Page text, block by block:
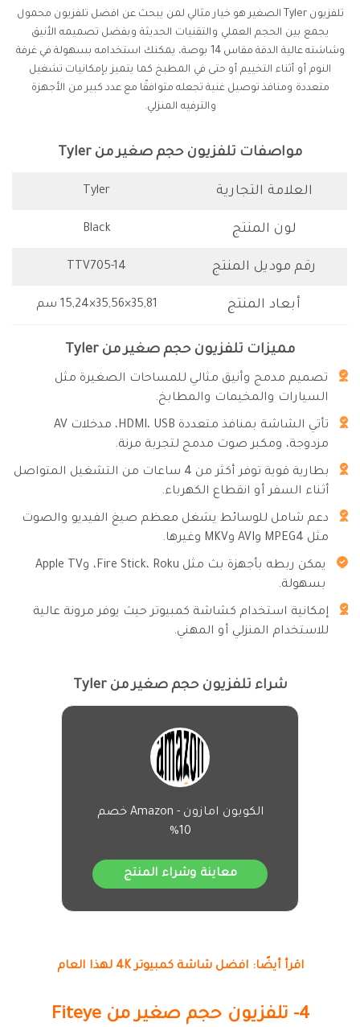
تلفزيون Tyler الصغير هو خيار مثالي لمن يبحث عن افضل تلفزيون محمول
يجمع بين الحجم العملي والتقنيات الحديثة وبفضل تصميمه الأنيق
وشاشته عالية الدقة مقاس 14 بوصة، يمكنك استخدامه بسهولة في غرفة
النوم أو أثناء التخييم أو حتى في المطبخ كما يتميز بإمكانيات تشغيل
متعددة ومنافذ توصيل غنية تجعله متوافقًا مع عدد كبير من الأجهزة
والترفيه المنزلي.
مواصفات تلفزيون حجم صغير من Tyler
العلامة التجارية Tyler
لون المنتج Black
رقم موديل المنتج TTV705-14
أبعاد المنتج ‎ 15,24×35,56×35,81سم
مميزات تلفزيون حجم صغير من Tyler
تصميم مدمج وأنيق مثالي للمساحات الصغيرة مثل
السيارات والمخيمات والمطابخ.
تأتي الشاشة بمنافذ متعددة HDMI، USB، مدخلات AV
مزدوجة، ومكبر صوت مدمج لتجربة مرنة.
بطارية قوية توفر أكثر من 4 ساعات من التشغيل المتواصل
أثناء السفر أو انقطاع الكهرباء.
دعم شامل للوسائط يشغل معظم صيغ الفيديو والصوت
مثل MPEG4 وAVI وMKV وغيرها.
يمكن ربطه بأجهزة بث مثل Fire Stick، Roku، وApple TV
بسهولة.
إمكانية استخدام كشاشة كمبيوتر حيث يوفر مرونة عالية
للاستخدام المنزلي أو المهني.
شراء تلفزيون حجم صغير من Tyler
الكوبون امازون - Amazon خصم
10%
معاينة وشراء المنتج
اقرأ أيضًا: افضل شاشة كمبيوتر 4K لهذا العام
4- تلفزيون حجم صغير من Fiteye